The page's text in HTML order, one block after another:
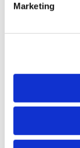
Marketing